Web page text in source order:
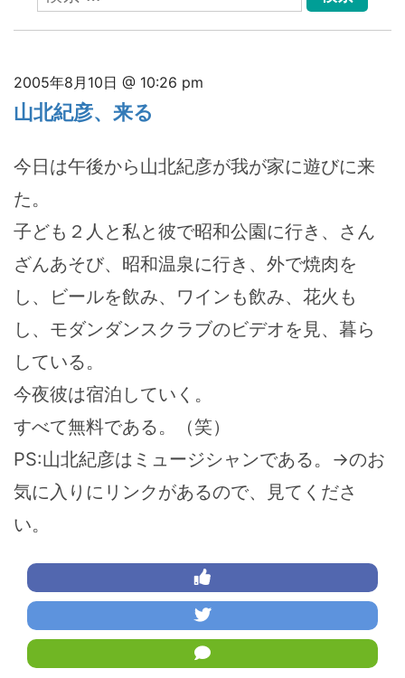
索:
2005年8月10日 @ 10:26 pm
山北紀彦、来る
今日は午後から山北紀彦が我が家に遊びに来
た。
子ども２人と私と彼で昭和公園に行き、さん
ざんあそび、昭和温泉に行き、外で焼肉を
し、ビールを飲み、ワインも飲み、花火も
し、モダンダンスクラブのビデオを見、暮ら
している。
今夜彼は宿泊していく。
すべて無料である。（笑）
PS:山北紀彦はミュージシャンである。→のお
気に入りにリンクがあるので、見てくださ
い。